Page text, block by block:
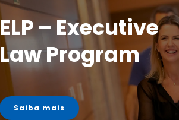
ELP – Executive
Law Program
Saiba mais